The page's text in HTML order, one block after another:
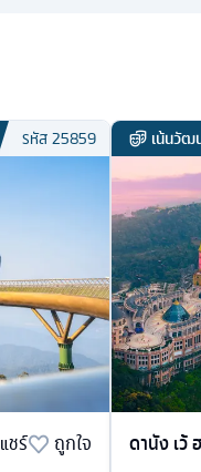
รหัส25859
แชร์
ถูกใจ
เน้นวัฒ
ดานัง เว้